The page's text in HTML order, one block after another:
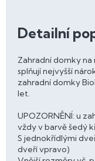
Detailní
Zahradní domky
splňují nejvyšší
zahradní domky
let.
UPOZORNĚNÍ: u
vždy v barvě šedý
S jednokřídlými
dveří vpravo)